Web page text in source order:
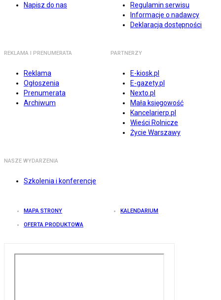
Napisz do nas
Regulamin serwisu
Informacje o nadawcy
Deklaracja dostępności
REKLAMA I PRENUMERATA
Reklama
Ogłoszenia
Prenumerata
Archiwum
PARTNERZY
E-kiosk.pl
E-gazety.pl
Nexto.pl
Mała księgowość
Kancelarierp.pl
Wieści Rolnicze
Życie Warszawy
NASZE WYDARZENIA
Szkolenia i konferencje
MAPA STRONY KALENDARIUM
OFERTA PRODUKTOWA